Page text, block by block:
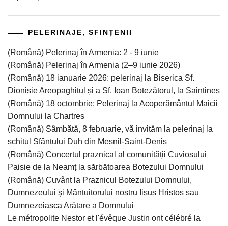
PELERINAJE, SFINȚENII
(Română) Pelerinaj în Armenia: 2 - 9 iunie
(Română) Pelerinaj în Armenia (2–9 iunie 2026)
(Română) 18 ianuarie 2026: pelerinaj la Biserica Sf.
Dionisie Areopaghitul și a Sf. Ioan Botezătorul, la Saintines
(Română) 18 octombrie: Pelerinaj la Acoperământul Maicii
Domnului la Chartres
(Română) Sâmbătă, 8 februarie, vă invităm la pelerinaj la
schitul Sfântului Duh din Mesnil-Saint-Denis
(Română) Concertul praznical al comunității Cuviosului
Paisie de la Neamț la sărbătoarea Botezului Domnului
(Română) Cuvânt la Praznicul Botezului Domnului,
Dumnezeului şi Mântuitorului nostru Iisus Hristos sau
Dumnezeiasca Arătare a Domnului
Le métropolite Nestor et l'évêque Justin ont célébré la